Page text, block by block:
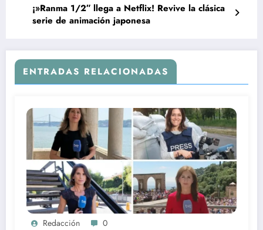
¡»Ranma 1/2″ llega a Netflix! Revive la clásica
serie de animación japonesa
ENTRADAS RELACIONADAS
Redacción 0